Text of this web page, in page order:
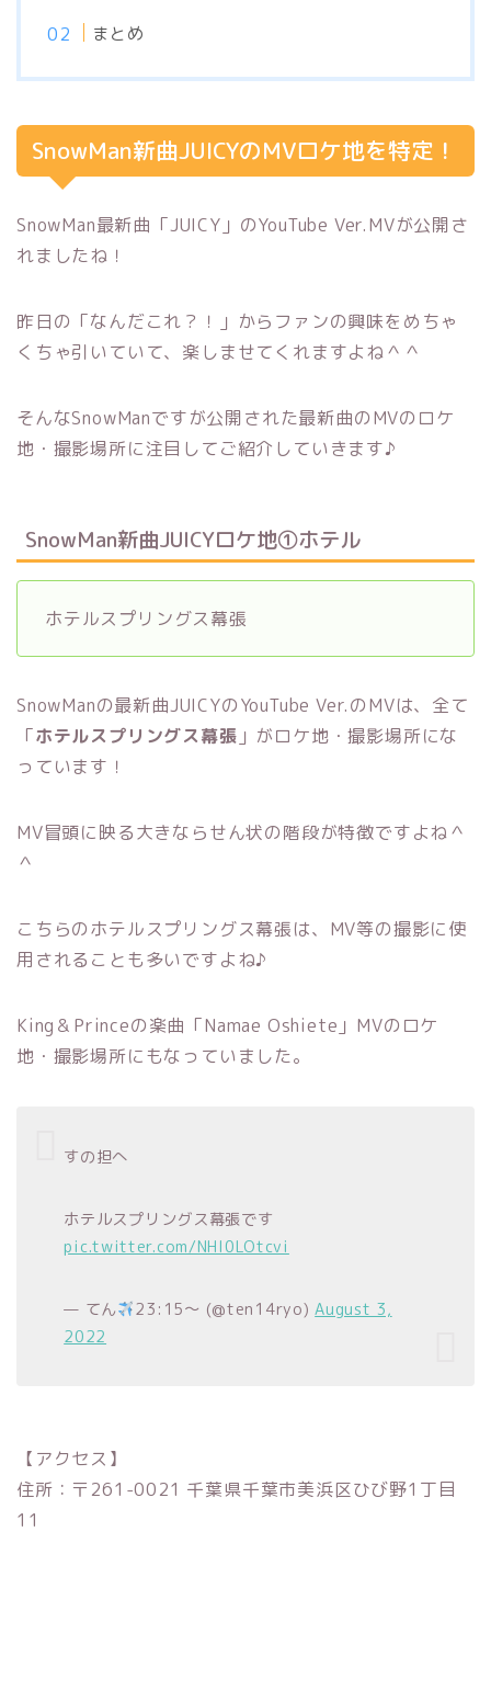
まとめ
SnowMan新曲JUICYのMVロケ地を特定！
SnowMan最新曲「JUICY」のYouTube Ver.MVが公開さ
れましたね！
昨日の「なんだこれ？！」からファンの興味をめちゃ
くちゃ引いていて、楽しませてくれますよね＾＾
そんなSnowManですが公開された最新曲のMVのロケ
地・撮影場所に注目してご紹介していきます♪
SnowMan新曲JUICYロケ地①ホテル
ホテルスプリングス幕張
SnowManの最新曲JUICYのYouTube Ver.のMVは、全て
「ホテルスプリングス幕張 」がロケ地・撮影場所にな
っています！
MV冒頭に映る大きならせん状の階段が特徴ですよね＾
＾
こちらのホテルスプリングス幕張は、MV等の撮影に使
用されることも多いですよね♪
King＆Princeの楽曲「Namae Oshiete」MVのロケ
地・撮影場所にもなっていました。
すの担へ
ホテルスプリングス幕張です
pic.twitter.com/NHl0LOtcvi
— てん 23:15〜 (@ten14ryo)August 3,
2022
【アクセス】
住所：〒261-0021 千葉県千葉市美浜区ひび野1丁目
11